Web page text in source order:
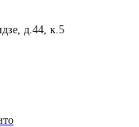
д.44, к.5